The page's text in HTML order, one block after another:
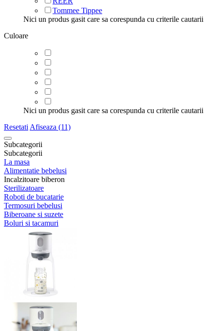
Tommee Tippee
Nici un produs gasit care sa corespunda cu criterile cautarii
Culoare
Nici un produs gasit care sa corespunda cu criterile cautarii
Resetati Afiseaza (11)
Subcategorii
Subcategorii
La masa
Alimentatie bebelusi
Incalzitoare biberon
Sterilizatoare
Roboti de bucatarie
Termosuri bebelusi
Biberoane si suzete
Boluri si tacamuri